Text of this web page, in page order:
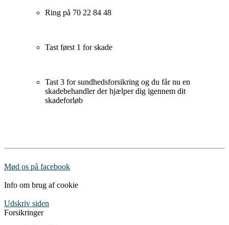
Ring på 70 22 84 48
Tast først 1 for skade
Tast 3 for sundhedsforsikring og du får nu en
skadebehandler der hjælper dig igennem dit
skadeforløb
Mød os på facebook
Info om brug af cookie
Udskriv siden
Forsikringer